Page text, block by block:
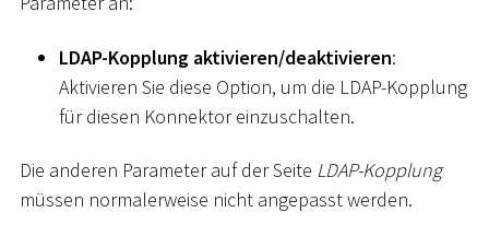
LDAP-Kopplung aktivieren/deaktivieren:
Aktivieren Sie diese Option, um die LDAP-Kopplung
für diesen Konnektor einzuschalten.
Die anderen Parameter auf der Seite LDAP-Kopplung
müssen normalerweise nicht angepasst werden.